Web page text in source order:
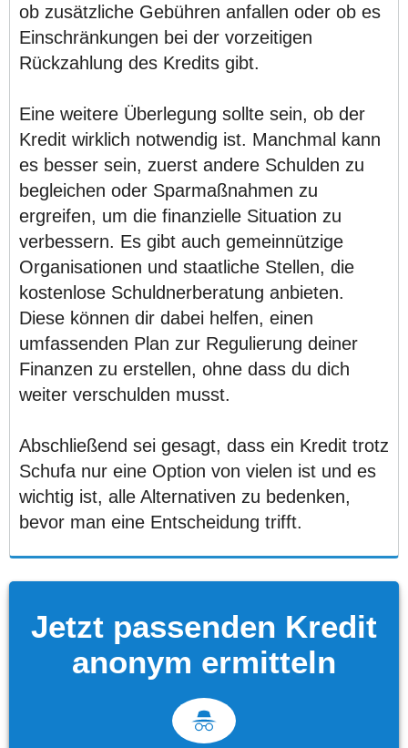
ob zusätzliche Gebühren anfallen oder ob es
Einschränkungen bei der vorzeitigen
Rückzahlung des Kredits gibt.
Eine weitere Überlegung sollte sein, ob der
Kredit wirklich notwendig ist. Manchmal kann
es besser sein, zuerst andere Schulden zu
begleichen oder Sparmaßnahmen zu
ergreifen, um die finanzielle Situation zu
verbessern. Es gibt auch gemeinnützige
Organisationen und staatliche Stellen, die
kostenlose Schuldnerberatung anbieten.
Diese können dir dabei helfen, einen
umfassenden Plan zur Regulierung deiner
Finanzen zu erstellen, ohne dass du dich
weiter verschulden musst.
Abschließend sei gesagt, dass ein Kredit trotz
Schufa nur eine Option von vielen ist und es
wichtig ist, alle Alternativen zu bedenken,
bevor man eine Entscheidung trifft.
Jetzt passenden Kredit
anonym ermitteln